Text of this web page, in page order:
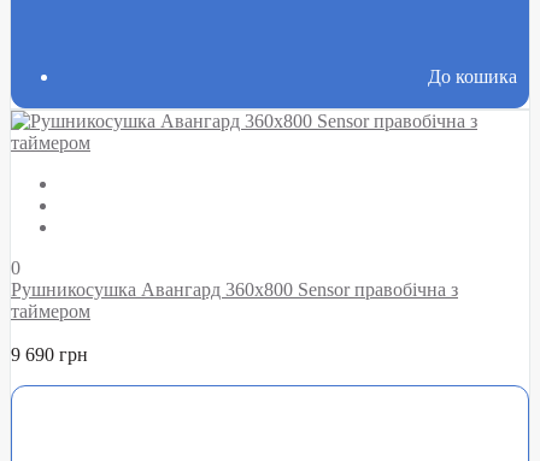
До кошика
0
Рушникосушка Авангард 360х800 Sensor правобічна з
таймером
9 690 грн